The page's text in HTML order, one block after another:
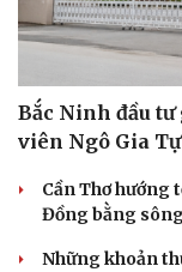
Cải chính
Bắc Ninh đầu
viên Ngô Gia Tự
Cần Thơ
Đồng bằng
Những khoản